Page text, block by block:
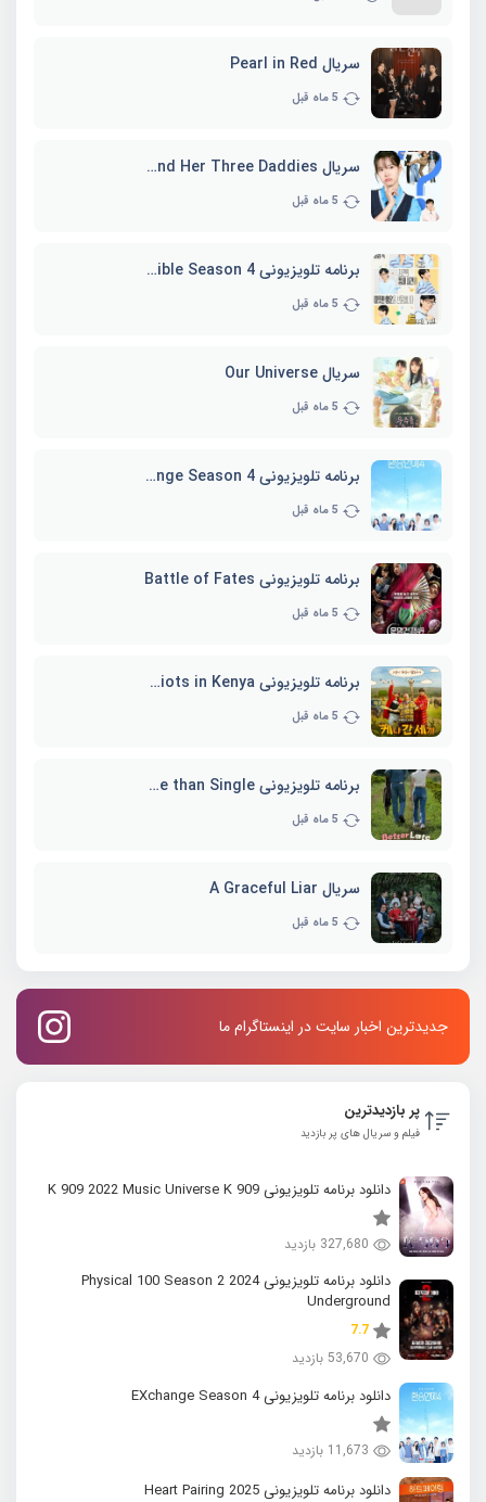
سریال Pearl in Red
5 ماه قبل
سریال Marie and Her Three Daddies
5 ماه قبل
برنامه تلویزیونی Whenever Possible Season 4
5 ماه قبل
سریال Our Universe
5 ماه قبل
برنامه تلویزیونی EXchange Season 4
5 ماه قبل
برنامه تلویزیونی Battle of Fates
5 ماه قبل
برنامه تلویزیونی Three Idiots in Kenya
5 ماه قبل
برنامه تلویزیونی Better Late than Single
5 ماه قبل
سریال A Graceful Liar
5 ماه قبل
جدیدترین اخبار سایت در اینستاگرام ما
پر بازدیدترین
فیلم و سریال های پر بازدید
دانلود برنامه تلویزیونی K 909 2022 Music Universe K 909
327,680 بازدید
دانلود برنامه تلویزیونی 2024 Physical 100 Season 2
Underground
7.7
53,670 بازدید
دانلود برنامه تلویزیونی EXchange Season 4
11,673 بازدید
دانلود برنامه تلویزیونی 2025 Heart Pairing